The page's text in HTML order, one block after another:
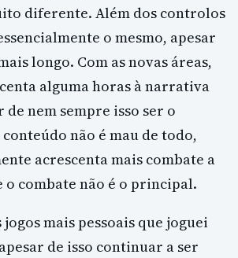
diferente. Além dos controlos
o mesmo, apesar
longo. Com as novas áreas,
alguma horas à narrativa
nem sempre isso ser o
não é mau de todo,
acrescenta mais combate a
o combate não é o principal.
mais pessoais que joguei
de isso continuar a ser